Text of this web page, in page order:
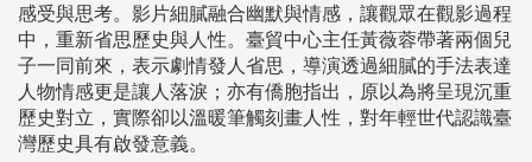
感受與思考。影片細膩融合幽默與情感，讓觀眾在觀影過程
中，重新省思歷史與人性。臺貿中心主任黃薇蓉帶著兩個兒
子一同前來，表示劇情發人省思，導演透過細膩的手法表達
人物情感更是讓人落淚；亦有僑胞指出，原以為將呈現沉重
歷史對立，實際卻以溫暖筆觸刻畫人性，對年輕世代認識臺
灣歷史具有啟發意義。